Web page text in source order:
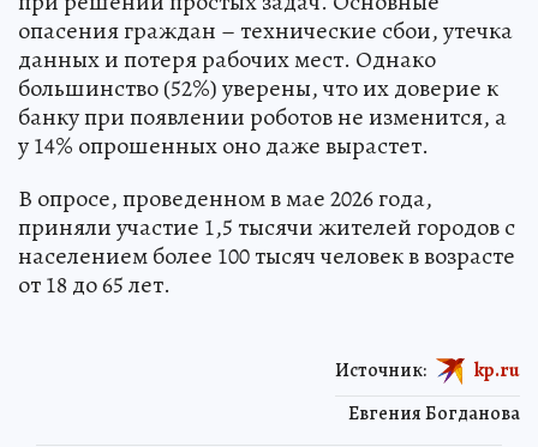
опасения граждан – технические сбои, утечка
данных и потеря рабочих мест. Однако
большинство (52%) уверены, что их доверие к
банку при появлении роботов не изменится, а
у 14% опрошенных оно даже вырастет.
В опросе, проведенном в мае 2026 года,
приняли участие 1,5 тысячи жителей городов с
населением более 100 тысяч человек в возрасте
от 18 до 65 лет.
Евгения Богданова
Источник: kp.ru